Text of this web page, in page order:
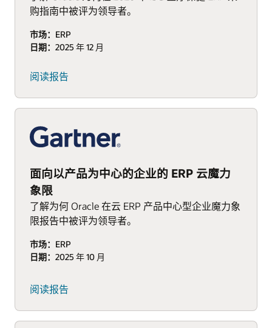
购指南中被评为领导者。
市场： ERP
日期： 2025 年 12 月
阅读报告
(PDF)
面向以产品为中心的企业的 ERP 云魔力
象限
了解为何 Oracle 在云 ERP 产品中心型企业魔力象
限报告中被评为领导者。
市场： ERP
日期： 2025 年 10 月
阅读报告